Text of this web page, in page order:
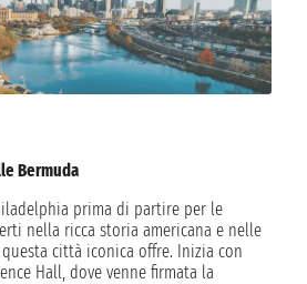
2027
FREEPORT
2027
2027 NAVIGAZIONE
2027
PHILADELPHIA
Bermuda
prima di partire per le
nella ricca storia americana e nelle
città iconica offre. Inizia con
Hall, dove venne firmata la